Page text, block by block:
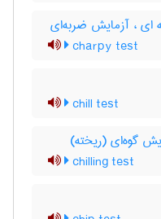
ای ، آزمایش ضربه‌ای
charpy test
chill test
گوه‌ای (ریخته)
chilling test